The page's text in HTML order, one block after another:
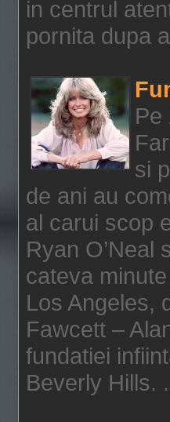
in centrul
pornita dupa
Pe
si
de ani au
al carui scop
Ryan O’Neal
cateva
Los Angeles,
Fawcett –
fundatiei
Beverly Hills.